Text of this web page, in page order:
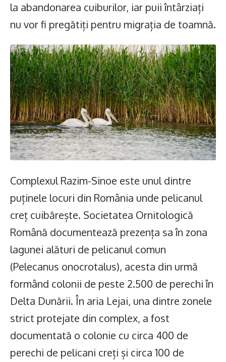
la abandonarea cuiburilor, iar puii întârziați
nu vor fi pregătiți pentru migrația de toamnă.
Complexul Razim-Sinoe este unul dintre
puținele locuri din România unde pelicanul
creț cuibărește. Societatea Ornitologică
Română documentează prezența sa în zona
lagunei alături de pelicanul comun
(Pelecanus onocrotalus), acesta din urmă
formând colonii de peste 2.500 de perechi în
Delta Dunării. În aria Lejai, una dintre zonele
strict protejate din complex, a fost
documentată o colonie cu circa 400 de
perechi de pelicani creți și circa 100 de